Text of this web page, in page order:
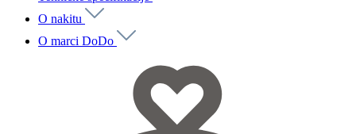
O nakitu
O marci DoDo